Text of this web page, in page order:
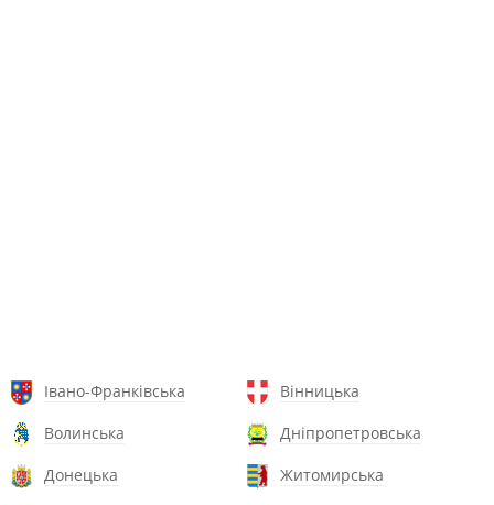
Івано-Франківська
Вінницька
Волинська
Дніпропетровська
Донецька
Житомирська